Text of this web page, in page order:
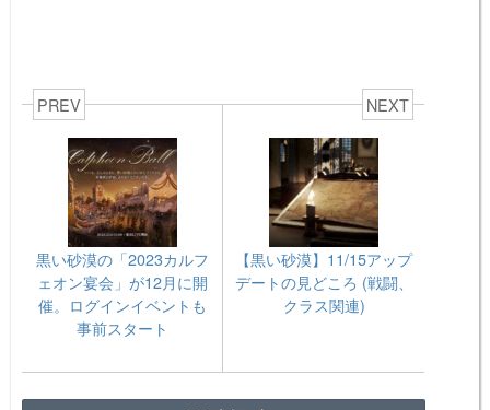
PREV
黒い砂漠の「2023カルフ
ェオン宴会」が12月に開
催。ログインイベントも
事前スタート
NEXT
【黒い砂漠】11/15アップ
デートの見どころ (戦闘、
クラス関連)